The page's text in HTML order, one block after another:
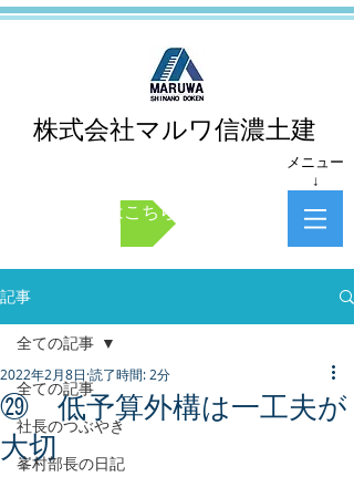
株式会社マルワ信濃土建
お問い合わせはこちら
メニュー
↓
記事
全ての記事
社長のつぶやき
峯村部長の日記
全ての記事
㉙ 低予算外構は一工夫が
大切
2022年2月8日 読了時間: 2分